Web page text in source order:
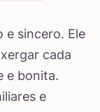
e sincero. Ele
cada
e bonita.
e